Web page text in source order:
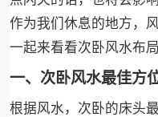
作为我们休息的地方，
一起来看看次卧风水布局
一、次卧风水最佳方
根据风水，次卧的床头